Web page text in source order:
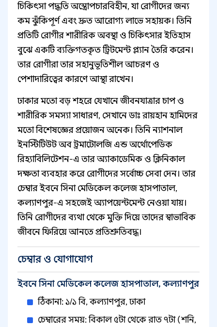
চিকিৎসা পদ্ধতি অস্ত্রোপচারবিহীন, যা রোগীদের জন্য
কম ঝুঁকিপূর্ণ এবং দ্রুত আরোগ্য লাভে সহায়ক। তিনি
প্রতিটি রোগীর শারীরিক অবস্থা ও চিকিৎসার ইতিহাস
বুঝে একটি ব্যক্তিগতকৃত ট্রিটমেন্ট প্ল্যান তৈরি করেন।
তার রোগীরা তার সহানুভূতিশীল আচরণ ও
পেশাদারিত্বের কারণে আস্থা রাখেন।
ঢাকার মতো বড় শহরে যেখানে জীবনযাত্রার চাপ ও
শারীরিক সমস্যা সাধারণ, সেখানে ডাঃ রায়হান হামিদের
মতো বিশেষজ্ঞের প্রয়োজন অনেক। তিনি ন্যাশনাল
ইনস্টিটিউট অব ট্রমাটোলজি এন্ড অর্থোপেডিক
রিহ্যাবিলিটেশন-এ তার অ্যাকাডেমিক ও ক্লিনিকাল
দক্ষতা ব্যবহার করে রোগীদের সর্বোচ্চ সেবা দেন। তার
চেম্বার ইবনে সিনা মেডিকেল কলেজ হাসপাতাল,
কল্যাণপুর-এ সহজেই অ্যাপয়েন্টমেন্ট নেওয়া যায়।
তিনি রোগীদের ব্যথা থেকে মুক্তি দিয়ে তাদের স্বাভাবিক
জীবনে ফিরিয়ে আনতে প্রতিশ্রুতিবদ্ধ।
চেম্বার ও যোগাযোগ
ইবনে সিনা মেডিকেল কলেজ হাসপাতাল, কল্যাণপুর
ঠিকানা: ১/১ বি, কল্যাণপুর, ঢাকা
চেম্বারের সময়: বিকাল ৫টা থেকে রাত ৭টা (শনি,